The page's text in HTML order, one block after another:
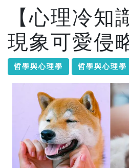
【心理冷知
現象可愛侵
哲學與心理學 哲學與心理學